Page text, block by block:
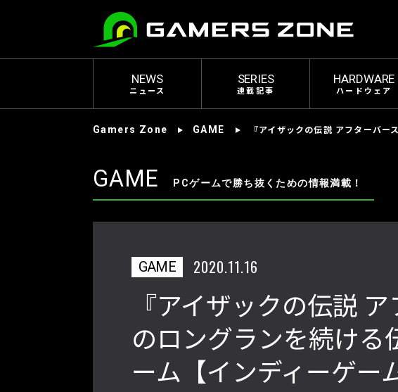
NEWS
ニュース
SERIES
連載記事
HARDWARE
ハードウェア
Gamers Zone GAME 『アイザックの伝説 アフターバ
GAME PCゲームで勝ち抜くための情報満載！
GAME 2020.11.16
『アイザックの伝説
のロングランを続ける
ーム【インディーゲー
2022年最後の懺悔！ 「ストリートフ
ァイターリーグ 2022」最終節を終え
「ストリートフ
2022」前半戦